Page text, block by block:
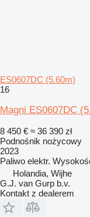
ES0607DC (5.60m)
16
Magni ES0607DC
8 450 € ≈ 36 390 zł
Podnośnik nożycowy
2023
Paliwo elektr.
Holandia, Wijhe
G.J. van Gurp b.v.
Kontakt z dealerem